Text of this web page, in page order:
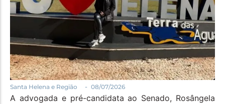
Santa Helena e Região - 08/07/2026
A advogada e pré-candidata ao Senado, Rosângela